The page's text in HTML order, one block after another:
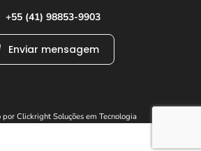
+55 (41) 98853-9903
Enviar mensagem
por Clickright Soluções em Tecnologia